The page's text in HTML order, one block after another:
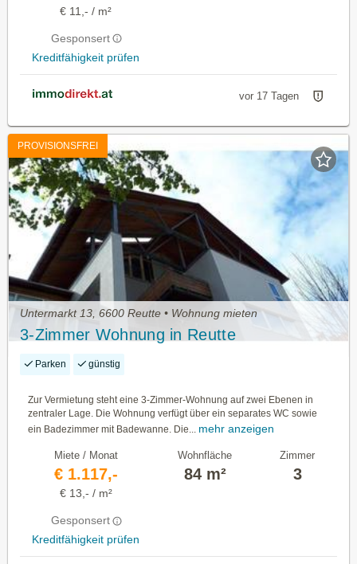
€ 11,- / m²
Gesponsert
Kreditfähigkeit prüfen
vor 17 Tagen
PROVISIONSFREI
Untermarkt 13, 6600 Reutte • Wohnung mieten
3-Zimmer Wohnung in Reutte
Parken günstig
Zur Vermietung steht eine 3-Zimmer-Wohnung auf zwei Ebenen in
zentraler Lage. Die Wohnung verfügt über ein separates WC sowie
ein Badezimmer mit Badewanne. Die... mehr anzeigen
Miete / Monat
€ 1.117,-
€ 13,- / m²
Gesponsert
Kreditfähigkeit prüfen
Wohnfläche
84 m²
Zimmer
3